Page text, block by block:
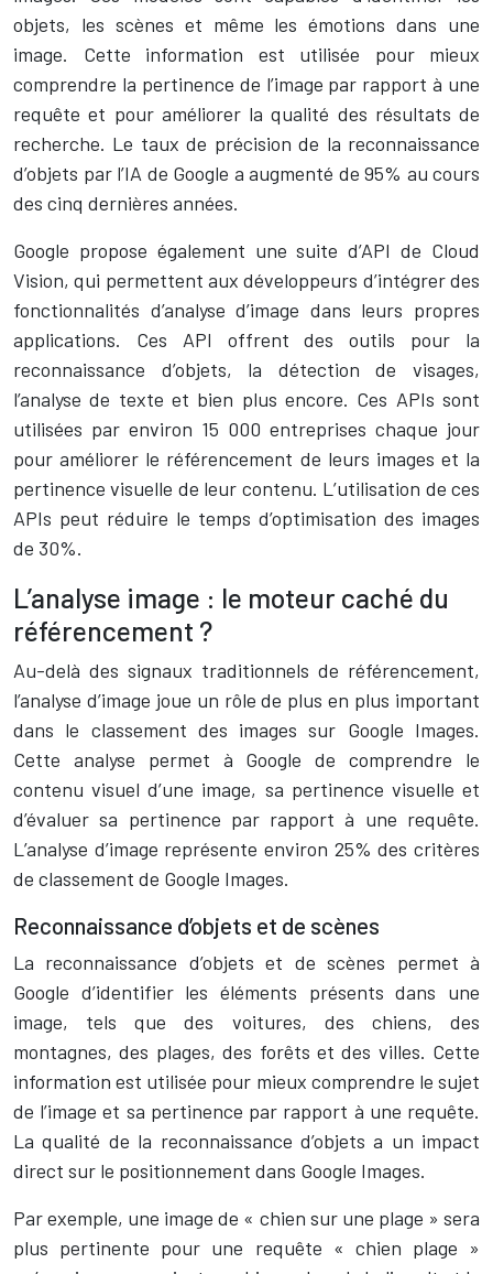
objets, les scènes et même les émotions dans une
image. Cette information est utilisée pour mieux
comprendre la pertinence de l’image par rapport à une
requête et pour améliorer la qualité des résultats de
recherche. Le taux de précision de la reconnaissance
d’objets par l’IA de Google a augmenté de 95% au cours
des cinq dernières années.
Google propose également une suite d’API de Cloud
Vision, qui permettent aux développeurs d’intégrer des
fonctionnalités d’analyse d’image dans leurs propres
applications. Ces API offrent des outils pour la
reconnaissance d’objets, la détection de visages,
l’analyse de texte et bien plus encore. Ces APIs sont
utilisées par environ 15 000 entreprises chaque jour
pour améliorer le référencement de leurs images et la
pertinence visuelle de leur contenu. L’utilisation de ces
APIs peut réduire le temps d’optimisation des images
de 30%.
L’analyse image : le moteur caché du
référencement ?
Au-delà des signaux traditionnels de référencement,
l’analyse d’image joue un rôle de plus en plus important
dans le classement des images sur Google Images.
Cette analyse permet à Google de comprendre le
contenu visuel d’une image, sa pertinence visuelle et
d’évaluer sa pertinence par rapport à une requête.
L’analyse d’image représente environ 25% des critères
de classement de Google Images.
Reconnaissance d’objets et de scènes
La reconnaissance d’objets et de scènes permet à
Google d’identifier les éléments présents dans une
image, tels que des voitures, des chiens, des
montagnes, des plages, des forêts et des villes. Cette
information est utilisée pour mieux comprendre le sujet
de l’image et sa pertinence par rapport à une requête.
La qualité de la reconnaissance d’objets a un impact
direct sur le positionnement dans Google Images.
Par exemple, une image de « chien sur une plage » sera
plus pertinente pour une requête « chien plage »